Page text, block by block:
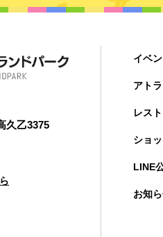
久乙3375
イベ
アト
レス
ショ
LINE
お知